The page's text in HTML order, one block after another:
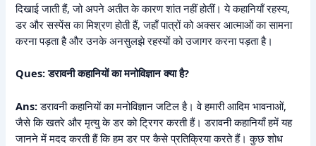
दिखाई जाती हैं, जो अपने अतीत के कारण शांत नहीं होतीं। ये कहानियाँ रहस्य,
डर और सस्पेंस का मिश्रण होती हैं, जहाँ पात्रों को अक्सर आत्माओं का सामना
करना पड़ता है और उनके अनसुलझे रहस्यों को उजागर करना पड़ता है।
Ques: डरावनी कहानियों का मनोविज्ञान क्या है?
Ans:डरावनी कहानियों का मनोविज्ञान जटिल है। वे हमारी आदिम भावनाओं,
जैसे कि खतरे और मृत्यु के डर को ट्रिगर करती हैं। डरावनी कहानियाँ हमें यह
जानने में मदद करती हैं कि हम डर पर कैसे प्रतिक्रिया करते हैं। कुछ शोध